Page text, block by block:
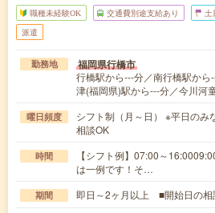
職種未経験OK 交通費別途支給あり 土
派遣
勤務地 福岡県行橋市
行橋駅から---分／南行橋駅か
津(福岡県)駅から---分／今川河
曜日頻度
シフト制（月～日） ※平日のみ
相談OK
時間
【シフト例】07:00～
は一例です！そ…
期間 即日～2ヶ月以上 ■開始日の相